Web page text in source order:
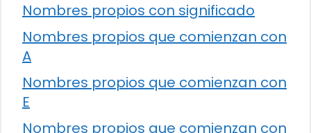
Nombres propios con significado
Nombres propios que comienzan con
A
Nombres propios que comienzan con
E
Nombres propios que comienzan con